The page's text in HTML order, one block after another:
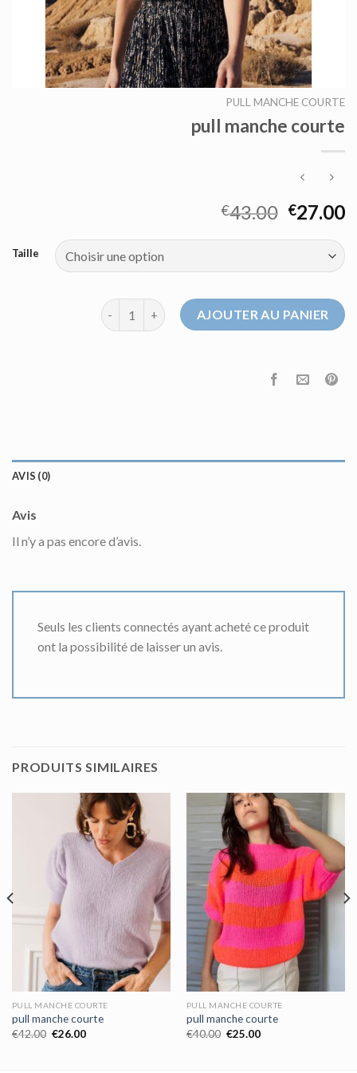
PULL MANCHE COURTE
pull manche courte
€43.00 €27.00
Taille
quantité de pull manche courte
AJOUTER AU PANIER
AVIS (0)
Avis
Il n’y a pas encore d’avis.
Seuls les clients connectés ayant acheté ce produit
ont la possibilité de laisser un avis.
PRODUITS SIMILAIRES
PULL MANCHE COURTE
pull manche courte
€42.00 €26.00
PULL MANCHE COURTE
pull manche courte
€40.00 €25.00